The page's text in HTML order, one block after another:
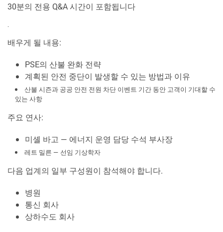
30분의 전용 Q&A 시간이 포함됩니다
.
배우게 될 내용:
PSE의 산불 완화 전략
계획된 안전 중단이 발생할 수 있는 방법과 이유
산불 시즌과 공공 안전 전원 차단 이벤트 기간 동안 고객이 기대할 수
있는 사항
주요 연사:
미셸 바고 — 에너지 운영 담당 수석 부사장
레트 밀른 — 선임 기상학자
다음 업계의 일부 구성원이 참석해야 합니다.
병원
통신 회사
상하수도 회사